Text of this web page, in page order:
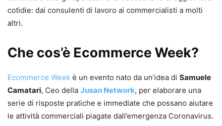
cotidie: dai consulenti di lavoro ai commercialisti a molti
altri.
Che cos’è Ecommerce Week?
Ecommerce Week è un evento nato da un’idea di Samuele
Camatari, Ceo della Jusan Network, per elaborare una
serie di risposte pratiche e immediate che possano aiutare
le attività commerciali piagate dall’emergenza Coronavirus.